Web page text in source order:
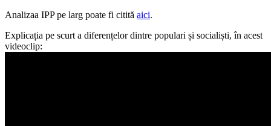
Analizaa IPP pe larg poate fi citită aici.
Explicația pe scurt a diferențelor dintre populari și socialiști, în acest
videoclip: